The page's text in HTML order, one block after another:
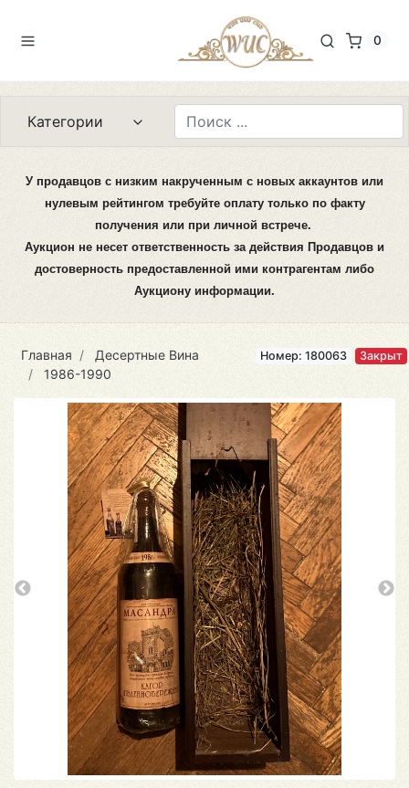
0
Категории
У продавцов с низким накрученным с новых аккаунтов или
нулевым рейтингом требуйте оплату только по факту
получения или при личной встрече.
Аукцион не несет ответственность за действия Продавцов и
достоверность предоставленной ими контрагентам либо
Аукциону информации.
Главная
Десертные Вина
1986-1990
Номер: 180063 Закрыт